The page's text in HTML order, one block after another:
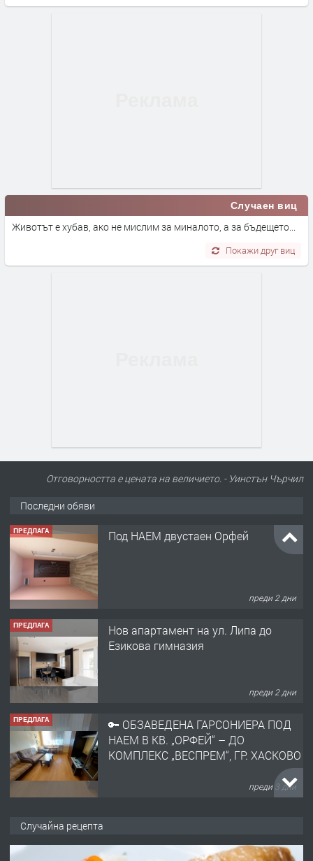
Случаен виц
Животът е хубав, ако не мислим за миналото, а за бъдещето...
Покажи друг виц
Отговорността е цената на величието. - Уинстън Чърчил
Последни обяви
ПРЕДЛАГА
ПРЕДЛАГА
Нов апартамент на ул. Липа до
ПРЕДЛАГА
🔑 ОБЗАВЕДЕНА ГАРСОНИЕРА ПОД
КОМПЛЕКС „ВЕСПРЕМ“, ГР. ХАСКОВО
преди 3 дни
преди 4 дни
Случайна рецепта